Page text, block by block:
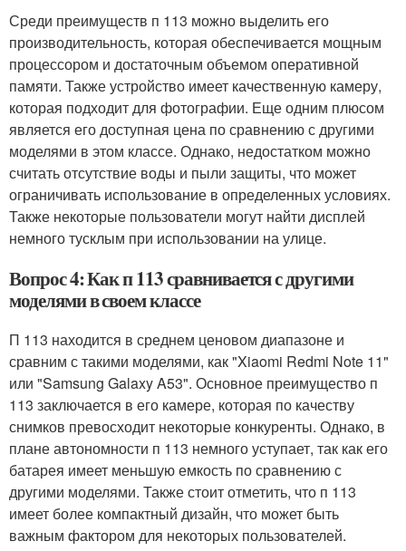
Среди преимуществ п 113 можно выделить его
производительность, которая обеспечивается мощным
процессором и достаточным объемом оперативной
памяти. Также устройство имеет качественную камеру,
которая подходит для фотографии. Еще одним плюсом
является его доступная цена по сравнению с другими
моделями в этом классе. Однако, недостатком можно
считать отсутствие воды и пыли защиты, что может
ограничивать использование в определенных условиях.
Также некоторые пользователи могут найти дисплей
немного тусклым при использовании на улице.
Вопрос 4: Как п 113 сравнивается с другими
моделями в своем классе
П 113 находится в среднем ценовом диапазоне и
сравним с такими моделями, как "Xiaomi Redmi Note 11"
или "Samsung Galaxy A53". Основное преимущество п
113 заключается в его камере, которая по качеству
снимков превосходит некоторые конкуренты. Однако, в
плане автономности п 113 немного уступает, так как его
батарея имеет меньшую емкость по сравнению с
другими моделями. Также стоит отметить, что п 113
имеет более компактный дизайн, что может быть
важным фактором для некоторых пользователей.